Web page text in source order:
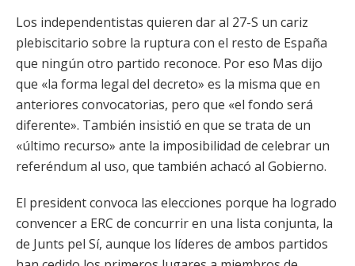
Los independentistas quieren dar al 27-S un cariz
plebiscitario sobre la ruptura con el resto de España
que ningún otro partido reconoce. Por eso Mas dijo
que «la forma legal del decreto» es la misma que en
anteriores convocatorias, pero que «el fondo será
diferente». También insistió en que se trata de un
«último recurso» ante la imposibilidad de celebrar un
referéndum al uso, que también achacó al Gobierno.
El president convoca las elecciones porque ha logrado
convencer a ERC de concurrir en una lista conjunta, la
de Junts pel Sí, aunque los líderes de ambos partidos